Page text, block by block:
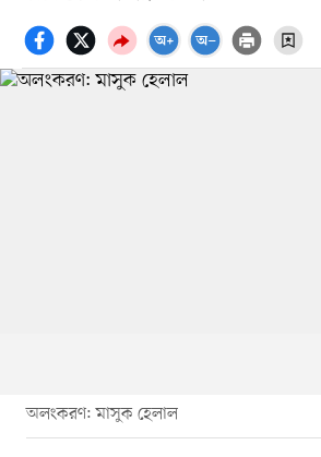
অলংকরণ: মাসুক হেলাল